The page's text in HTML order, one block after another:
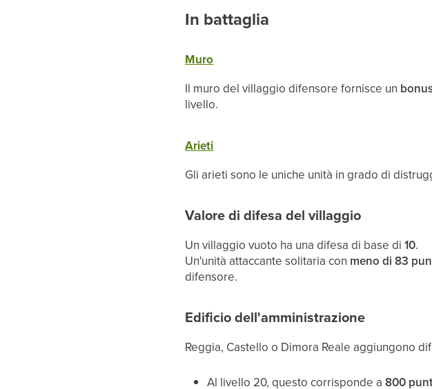
In battaglia
Muro
Il muro del villaggio difensore fornisce un
livello.
Arieti
Gli arieti sono le uniche unità in grado di
Valore di difesa del villaggio
Un villaggio vuoto ha una difesa di base di10.
Un'unità attaccante solitaria con meno di 83
difensore.
Edificio dell'amministrazione
Reggia, Castello o Dimora Reale aggiungono
Al livello 20, questo corrisponde a800